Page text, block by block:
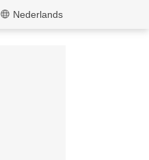
MEmu
Nederlands